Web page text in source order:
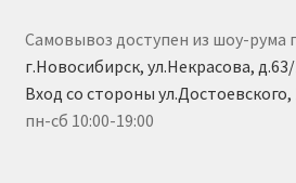
Самовывоз доступен из шоу-рума
г.Новосибирск, ул.Некрасова,
Вход со стороны ул.Достоевского,
пн-сб 10:00-19:00